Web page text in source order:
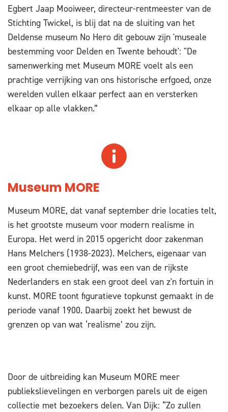
Egbert Jaap Mooiweer, directeur-rentmeester van de
Stichting Twickel, is blij dat na de sluiting van het
Deldense museum No Hero dit gebouw zijn 'museale
bestemming voor Delden en Twente behoudt': "De
samenwerking met Museum MORE voelt als een
prachtige verrijking van ons historische erfgoed, onze
werelden vullen elkaar perfect aan en versterken
elkaar op alle vlakken.”
Museum MORE
Museum MORE, dat vanaf september drie locaties telt,
is het grootste museum voor modern realisme in
Europa. Het werd in 2015 opgericht door zakenman
Hans Melchers (1938-2023). Melchers, eigenaar van
een groot chemiebedrijf, was een van de rijkste
Nederlanders en stak een groot deel van z'n fortuin in
kunst. MORE toont figuratieve topkunst gemaakt in de
periode vanaf 1900. Daarbij zoekt het bewust de
grenzen op van wat ‘realisme’ zou zijn.
Door de uitbreiding kan Museum MORE meer
publiekslievelingen en verborgen parels uit de eigen
collectie met bezoekers delen. Van Dijk: “Zo zullen